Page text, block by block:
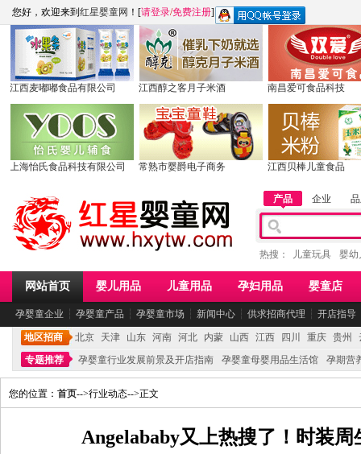
您好，欢迎来到 红星婴童网 ！[请登录/免费注册]
江西麦嘟嘟食品有限公司 江西醇之客月子米酒 南昌爱可食品科技
上海怡氏食品科技有限公司 常熟市婴爵电子商务 江西贝棒儿童食品
产品 企业
热搜： 儿童玩具 婴幼
网站首页 婴儿用品 儿童用品 孕妇用品 婴童店
孕婴童企业 ┆ 孕婴童产品 ┆ 孕婴童市场 ┆ 新闻中心 ┆ 供求招商代理 ┆ 开店指导
地区招商 北京 天津 山东 河南 河北 内蒙 山西 江西 四川 重庆 贵州
专题推荐
孕婴童行业发展前景及开店指南 孕婴童母婴用品生活馆 孕期营
您的位置： 首页-->行业动态-->正文
Angelababy又上热搜了！时装